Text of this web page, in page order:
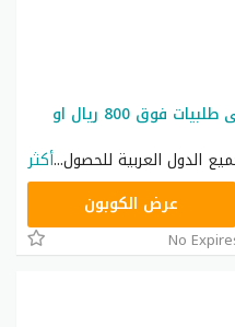
كوبون خصم شي ان 150 ريال على طلبيات فوق 800 ريال او
الدول العربية للحصول...أكثر
عرض الكوبون
No